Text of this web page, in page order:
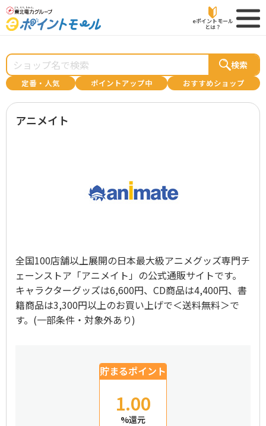
eポイントモール
とは？
検索
定番・人気 ポイントアップ中 おすすめショップ
アニメイト
全国100店舗以上展開の日本最大級アニメグッズ専門チ
ェーンストア「アニメイト」の公式通販サイトです。
キャラクターグッズは6,600円、CD商品は4,400円、書
籍商品は3,300円以上のお買い上げで＜送料無料＞で
す。(一部条件・対象外あり)
貯まるポイント
1.00
%還元